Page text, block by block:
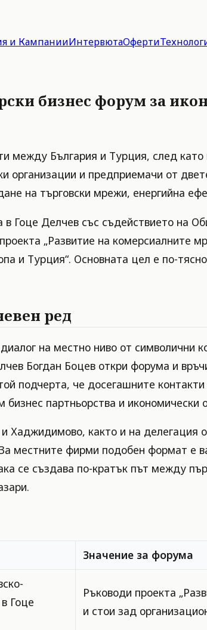
и КампанииИнтервютаОферти
бизнес форум за
между България и Турция, след
организации и предприемачи от
на търговски мрежи, енергийна
Гоце Делчев със съдействието на
„Развитие на комерсиалните
и Турция“. Основната цел е по-
ред
на местно ниво от символични
Богдан Боцев откри форума и
подчерта, че досегашните
бизнес партньорства и икономически
Хаджидимово, както и на делегация
местните фирми подобен формат е
се създава по-кратък път между
Значение за форума
Гоце
Ръководи проекта
и стои зад